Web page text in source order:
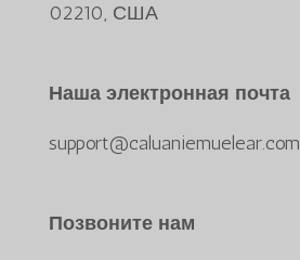
02210, США
Наша электронная почта
support@caluaniemuelear.com
Позвоните нам